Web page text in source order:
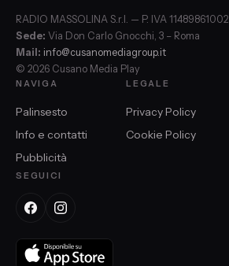
RADIO MASSOLINA S.r.l. — P. IVA 11489861002
Sede: Via Don Carlo Gnocchi, 3 – Roma
Mail: info@cusanomediagroup.it
© 2026 Cusano Media Play
NAVIGA
Palinsesto
Info e contatti
Pubblicità
LEGALE
Privacy Policy
Cookie Policy
SEGUICI